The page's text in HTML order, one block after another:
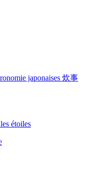
japonaises 炊事
étoiles